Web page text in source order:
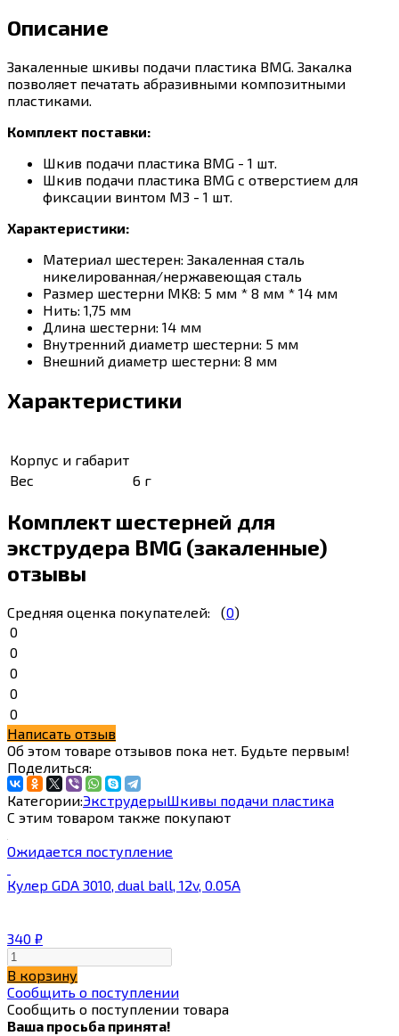
Описание
Закаленные шкивы подачи пластика BMG. Закалка
позволяет печатать абразивными композитными
пластиками.
Комплект поставки:
Шкив подачи пластика BMG - 1 шт.
Шкив подачи пластика BMG с отверстием для
фиксации винтом М3 - 1 шт.
Характеристики:
Материал шестерен: Закаленная сталь
никелированная/нержавеющая сталь
Размер шестерни MK8: 5 мм * 8 мм * 14 мм
Нить: 1,75 мм
Длина шестерни: 14 мм
Внутренний диаметр шестерни: 5 мм
Внешний диаметр шестерни: 8 мм
Характеристики
Корпус и габарит
Вес
6 г
Комплект шестерней для
экструдера BMG (закаленные)
отзывы
Средняя оценка покупателей: (0)
0
0
0
0
0
Написать отзыв
Об этом товаре отзывов пока нет. Будьте первым!
Поделиться:
Категории:ЭкструдерыШкивы подачи пластика
С этим товаром также покупают
Ожидается поступление
Кулер GDA 3010, dual ball, 12v, 0.05A
340 ₽
В корзину
Сообщить о поступлении
Сообщить о поступлении товара
Ваша просьба принята!